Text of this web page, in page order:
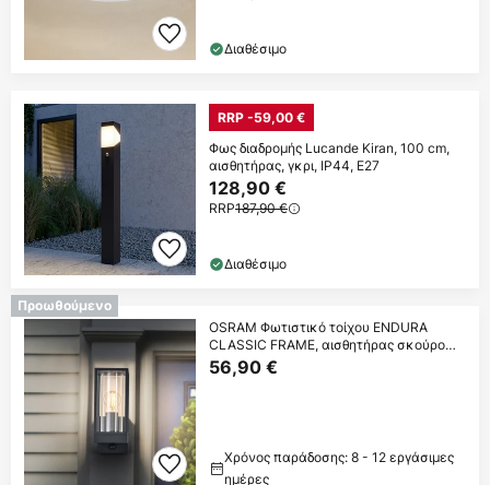
Διαθέσιμο
RRP -59,00 €
Φως διαδρομής Lucande Kiran, 100 cm,
αισθητήρας, γκρι, IP44, E27
128,90 €
RRP187,90 €
Διαθέσιμο
Προωθούμενο
OSRAM Φωτιστικό τοίχου ENDURA
CLASSIC FRAME, αισθητήρας σκούρο
γκρι IP54
56,90 €
Χρόνος παράδοσης: 8 - 12 εργάσιμες
ημέρες